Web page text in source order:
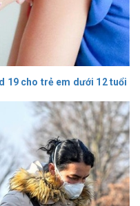
19 cho trẻ em dưới 12 tuổi